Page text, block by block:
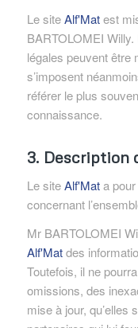
Le siteAlf'Matest
BARTOLOMEI
légales peuvent être
s’imposent
référer le plus
connaissance.
3. Description
Le siteAlf'Mata pour
concernant
Mr BARTOLOMEI
Alf'Matdes
Toutefois, il ne
omissions, des
mise à jour, qu’elles